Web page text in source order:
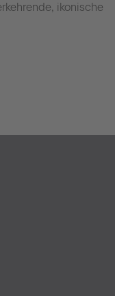
ikonische